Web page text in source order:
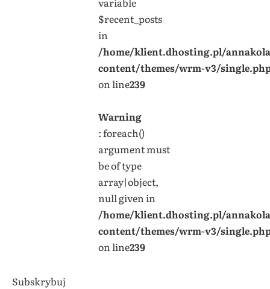
$recent_posts
in
/home/klient.dhosting.pl/
content/themes/wrm-v3/
on line239
Warning
: foreach()
argument must
be of type
array|object,
null given in
/home/klient.dhosting.pl/
content/themes/wrm-v3/
on line239
Subskrybuj